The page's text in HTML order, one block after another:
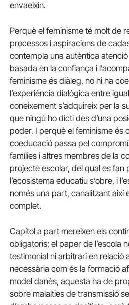
envaeixin.
Perquè el feminisme té molt de
processos i aspiracions de
contempla una autèntica
basada en la confiança i
feminisme és diàleg, no hi ha
l’experiència dialògica entre
coneixement s’adquireix per la
que ningú ho dicti des d’una
poder. I perquè el feminisme és
coeducació passa pel
famílies i altres membres de la
projecte escolar, del qual es fan
l’ecosistema educatiu s’obre, i
només una part, canalitzant així
complet.
Capítol a part mereixen els
obligatoris; el paper de l’escola
testimonial ni arbitrari en relació
necessària com és la formació
model danès, aquesta ha de
sobre malalties de transmissió